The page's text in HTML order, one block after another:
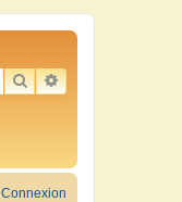
RECHERCHER
RECHERCHE
Connexion